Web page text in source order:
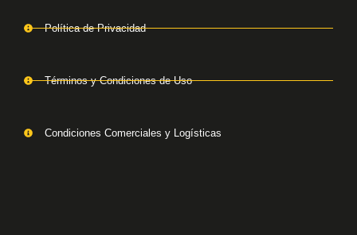
Política de Privacidad
Términos y Condiciones de Uso
Condiciones Comerciales y Logísticas